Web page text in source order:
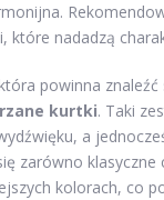
które nadadzą
powinna
kurtki. Taki
a
zarówno klasyczne
kolorach, co